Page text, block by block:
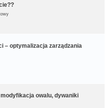
– optymalizacja zarządzania
owalu, dywaniki